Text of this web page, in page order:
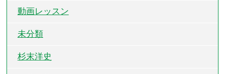
動画レッスン
未分類
杉末洋史